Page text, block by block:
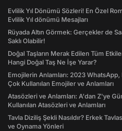
Evlilik Yıl Dönümü Sözleri! En Özel
Evlilik Yıl dönümü Mesajları
Rüyada Altın Görmek: Gerçekler de
Saklı Olabilir!
Doğal Taşların Merak Edilen Tüm
Hangi Doğal Taş Ne İşe Yarar?
Emojilerin Anlamları: 2023
Çok Kullanılan Emojiler ve Anlamları
Atasözleri ve Anlamları: A'dan Z'ye
Kullanılan Atasözleri ve Anlamları
Tavla Diziliş Şekli Nasıldır? Erkek
ve Oynama Yönleri